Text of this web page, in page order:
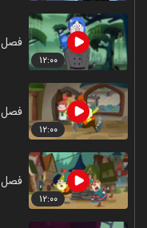
۱۲:۰۰
فصل ۱ - قسمت ۳۰ - گریم نابغه
۱۲:۰۰
فصل ۱ - قسمت ۳۱ - کفش های جادو شده
۱۲:۰۰
فصل ۱ - قسمت ۳۲ - عطسه بد بزرگ